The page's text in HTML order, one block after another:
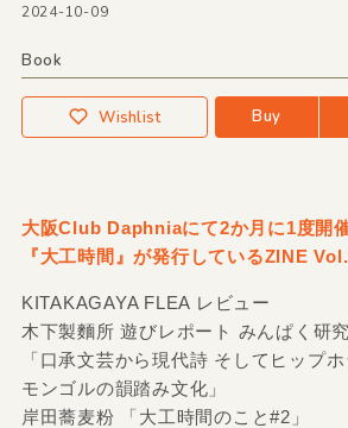
2024-10-09
Book
Wishlist Buy
大阪Club Daphniaにて2か月に1度開
『大工時間』が発行しているZINE
KITAKAGAYA FLEA レビュー
木下製麵所 遊びレポート みんぱく研
「口承文芸から現代詩 そしてヒップ
モンゴルの韻踏み文化」
岸田蕎麦粉 「大工時間のこと#2」